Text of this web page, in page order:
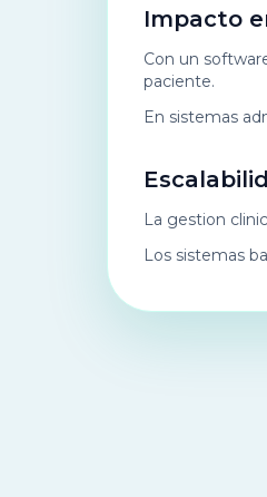
Impacto
Con un
paciente.
En sistemas
La gestion
Los sistemas